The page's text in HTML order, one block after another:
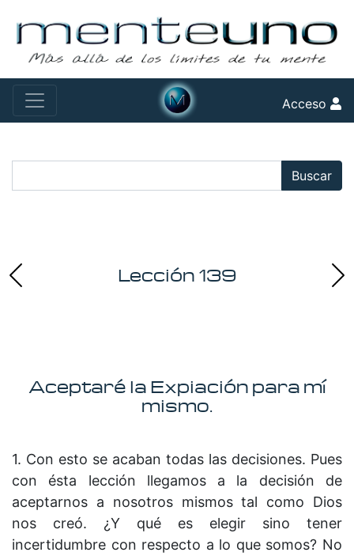
Acceso
Buscar
Lección 139
Aceptaré la Expiación para mí
mismo.
1. Con esto se acaban todas las decisiones. Pues
con ésta lección llegamos a la decisión de
aceptarnos a nosotros mismos tal como Dios
nos creó. ¿Y qué es elegir sino tener
incertidumbre con respecto a lo que somos? No